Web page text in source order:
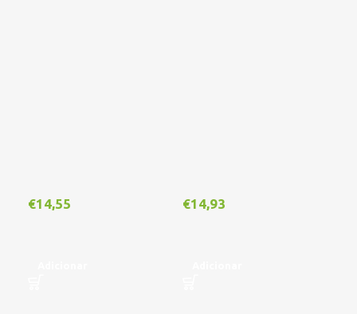
€14,55 €14,93